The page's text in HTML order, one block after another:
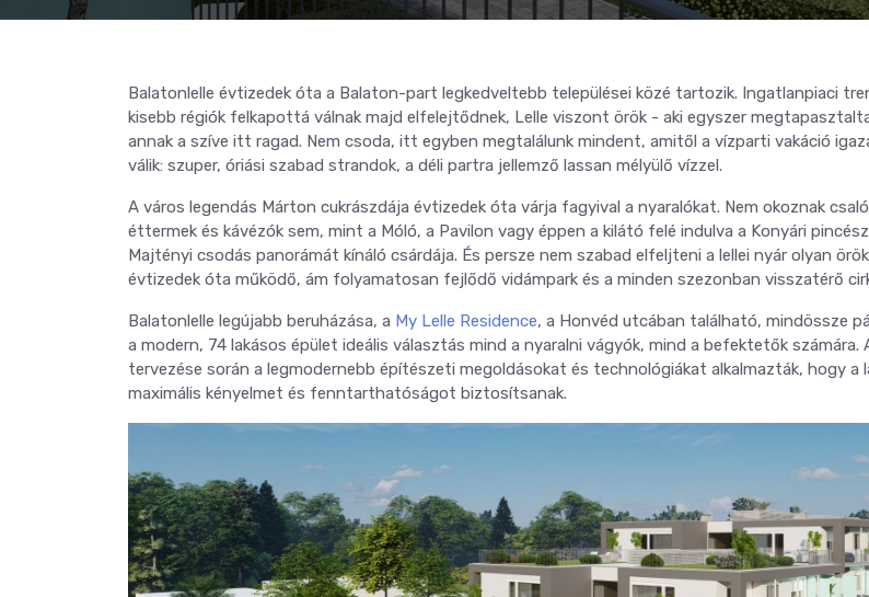
Balatonlelle évtizedek óta a Balaton-part legkedveltebb települései közé tartozik. Ingatlanpiaci
kisebb régiók felkapottá válnak majd elfelejtődnek, Lelle viszont örök - aki egyszer
annak a szíve itt ragad. Nem csoda, itt egyben megtalálunk mindent, amitől a vízparti vakáció
válik: szuper, óriási szabad strandok, a déli partra jellemző lassan mélyülő vízzel.
A város legendás Márton cukrászdája évtizedek óta várja fagyival a nyaralókat. Nem okoznak
éttermek és kávézók sem, mint a Móló, a Pavilon vagy éppen a kilátó felé indulva a Konyári
Majtényi csodás panorámát kínáló csárdája. És persze nem szabad elfeljteni a lellei nyár olyan
évtizedek óta működő, ám folyamatosan fejlődő vidámpark és a minden szezonban visszatérő
Balatonlelle legújabb beruházása, a My Lelle Residence, a Honvéd utcában található, mindössze
a modern, 74 lakásos épület ideális választás mind a nyaralni vágyók, mind a befektetők számára.
tervezése során a legmodernebb építészeti megoldásokat és technológiákat alkalmazták, hogy a
maximális kényelmet és fenntarthatóságot biztosítsanak.